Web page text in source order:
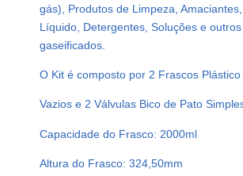
O
R
I
T
A
2
gás), Produtos de Limpeza,
Líquido, Detergentes, Soluções e
gaseificados.
O Kit é composto por 2 Frascos
Vazios e 2 Válvulas Bico de Pato
Capacidade do Frasco: 2000ml
Altura do Frasco: 324,50mm